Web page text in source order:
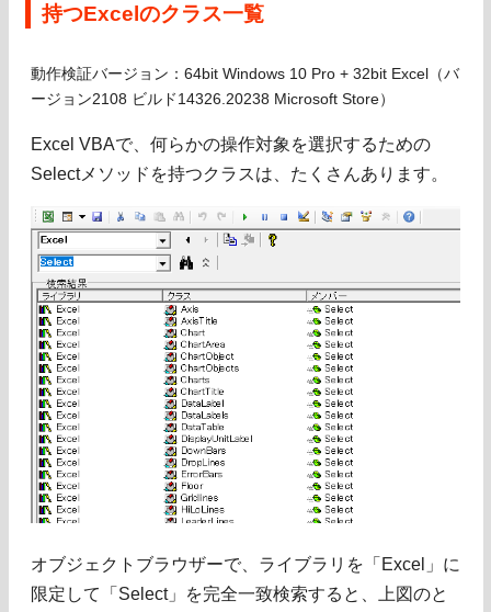
持つExcelのクラス一覧
動作検証バージョン：64bit Windows 10 Pro + 32bit Excel（バ
ージョン2108 ビルド14326.20238 Microsoft Store）
Excel VBAで、何らかの操作対象を選択するための
Selectメソッドを持つクラスは、たくさんあります。
オブジェクトブラウザーで、ライブラリを「Excel」に
限定して「Select」を完全一致検索すると、上図のと